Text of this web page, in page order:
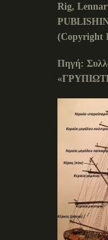
Rig,
(Copyright
Πηγή: